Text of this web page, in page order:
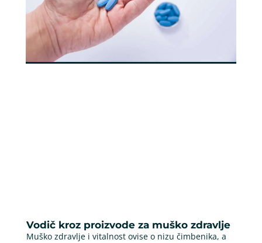
Vodič kroz proizvode za muško zdravlje
Muško zdravlje i vitalnost ovise o nizu čimbenika, a